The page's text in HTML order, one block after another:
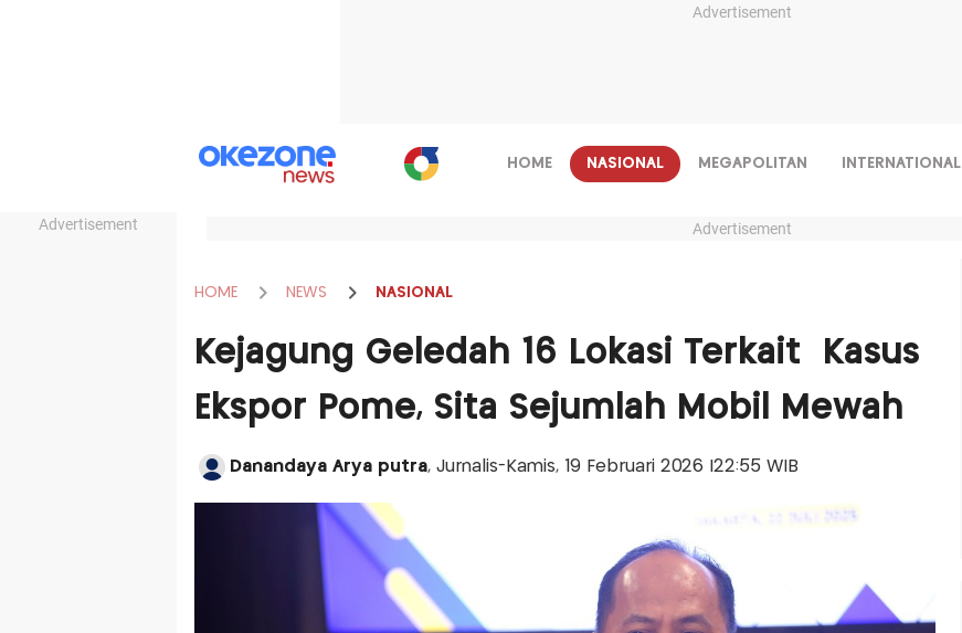
Advertisement
Advertisement
HOME NASIONAL MEGAPOLITAN INTERNATIONAL
Advertisement
HOME NEWS NASIONAL
Kejagung Geledah 16 Lokasi Terkait Kasus
Ekspor Pome, Sita Sejumlah Mobil Mewah
Danandaya Arya putra, Jurnalis-Kamis, 19 Februari 2026 |22:55 WIB